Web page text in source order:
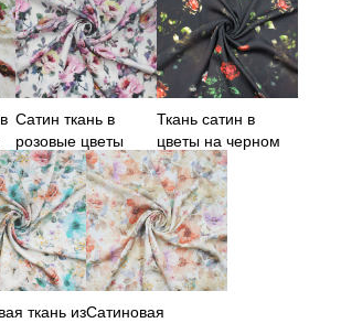
Сатин ткань в
розовые цветы
Ткань сатин в
цветы на черном
фоне
ткань изСатиновая